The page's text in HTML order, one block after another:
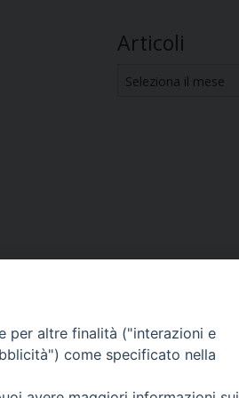
Articoli
Articoli
PHOTOGALLERY
ORARI S. MESSE
per altre finalità ("interazioni e
come specificato nella